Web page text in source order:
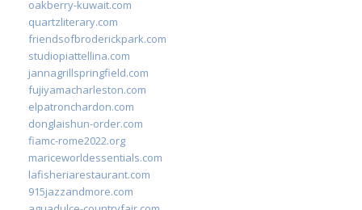
oakberry-kuwait.com
quartzliterary.com
friendsofbroderickpark.com
studiopiattellina.com
jannagrillspringfield.com
fujiyamacharleston.com
elpatronchardon.com
donglaishun-order.com
fiamc-rome2022.org
mariceworldessentials.com
lafisheriarestaurant.com
915jazzandmore.com